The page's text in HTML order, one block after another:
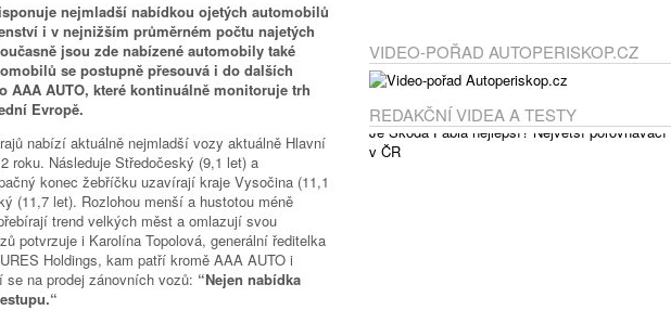
nejmladší nabídkou ojetých automobilů
i v nejnižším průměrném počtu najetých
jsou zde nabízené automobily také
se postupně přesouvá i do dalších
AAA AUTO, které kontinuálně monitoruje trh
Evropě.
nabízí aktuálně nejmladší vozy aktuálně Hlavní
roku. Následuje Středočeský (9,1 let) a
konec žebříčku uzavírají kraje Vysočina (11,1
(11,7 let). Rozlohou menší a hustotou méně
trend velkých měst a omlazují svou
potvrzuje i Karolína Topolová, generální ředitelka
Holdings, kam patří kromě AAA AUTO i
na prodej zánovních vozů: “Nejen nabídka
VIDEO-POŘAD AUTOPERISKOP.CZ
REDAKČNÍ VIDEA A TESTY